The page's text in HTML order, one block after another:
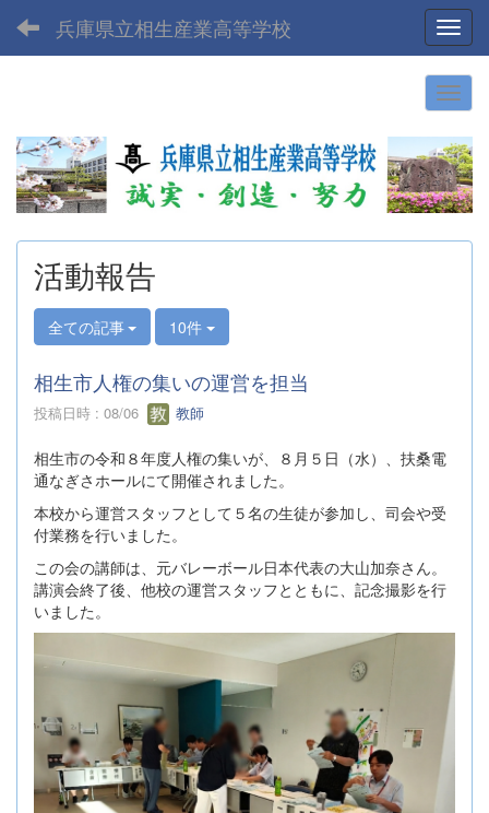
兵庫県立相生産業高等学校
活動報告
全ての記事 10件
相生市人権の集いの運営を担当
投稿日時 : 08/06 教師
相生市の令和８年度人権の集いが、８月５日（水）、扶桑電
通なぎさホールにて開催されました。
本校から運営スタッフとして５名の生徒が参加し、司会や受
付業務を行いました。
この会の講師は、元バレーボール日本代表の大山加奈さん。
講演会終了後、他校の運営スタッフとともに、記念撮影を行
いました。